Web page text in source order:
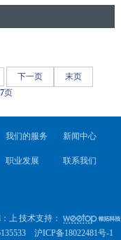
下一页
末页
页
我们的服务 新闻中心
职业发展 联系我们
技术支持：
上
沪ICP备18022481号-1